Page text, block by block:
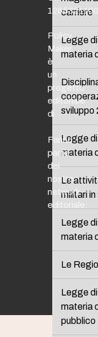
carriere
Legge
materia
sviluppo
Legge di
materia
Le
militari
Legge
materia
Le
Legge
materia
pubblico
Policy
Maker
è
un
progetto
editoriale
di
Fanno
parte
del
nostro
network
editoriale: